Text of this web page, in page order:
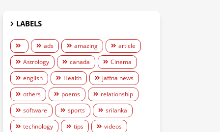
LABELS
ads amazing
article
Astrology
canada
Cinema
english
Health
jaffna news
others
poems
relationship
software
sports
srilanka
technology
tips
videos